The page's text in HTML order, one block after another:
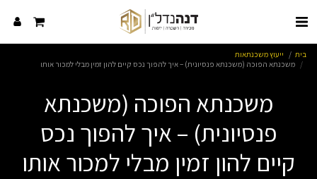
בית
ייעוץ משכנתאות
משכנתא הפוכה (משכנתא פנסיונית) – איך להפוך נכס קיים להון זמין מבלי למכור אותו
משכנתא הפוכה (משכנתא
פנסיונית) – איך להפוך נכס
קיים להון זמין מבלי למכור אותו